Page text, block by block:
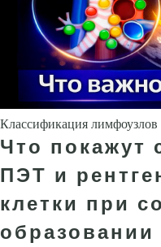
Классификация лимфоузлов
Что покажут
ПЭТ и
клетки при
образовании